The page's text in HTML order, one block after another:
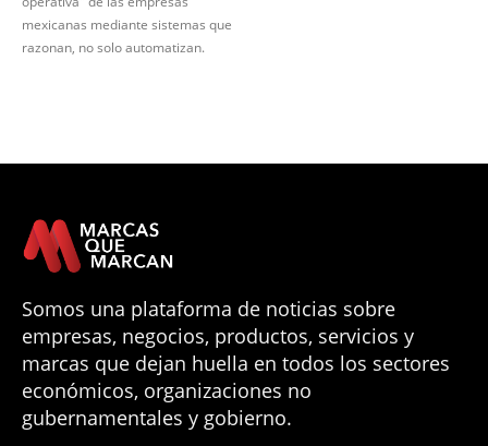
mexicanas mediante sistemas que
razonan, no solo automatizan.
Somos una plataforma de noticias sobre
empresas, negocios, productos, servicios y
marcas que dejan huella en todos los sectores
económicos, organizaciones no
gubernamentales y gobierno.